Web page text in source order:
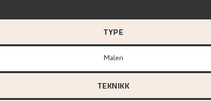
TYPE
Maleri
TEKNIKK